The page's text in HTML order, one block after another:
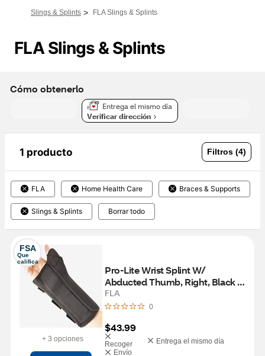
Slings & Splints > FLA Slings & Splints
FLA Slings & Splints
Cómo obtenerlo
Entrega el mismo día
Verificar dirección
1 producto Filtros (4)
FLA Home Health Care Braces & Supports
Slings & Splints Borrar todo
FSA
Que
califica
+ 3 opciones
Pro-Lite Wrist Splint W/
Abducted Thumb, Right, Black
LG
FLA
0
$43.99
Recoger
Entrega el mismo día
Envío